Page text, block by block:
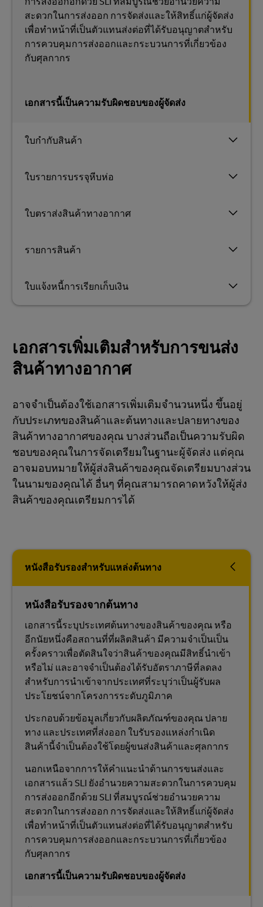
ใบกำกับสินค้า
ใบรายการบรรจุหีบห่อ
ใบตราส่งสินค้าทางอากาศ
รายการสินค้า
ใบแจ้งหนี้การเรียกเก็บเงิน
สะดวกในการส่งออก การจัดส่งและให้สิทธิ์แก่ผู้จัดส่ง
เพื่อทำหน้าที่เป็นตัวแทนส่งต่อที่ได้รับอนุญาตสำหรับ
การควบคุมการส่งออกและกระบวนการที่เกี่ยวข้อง
กับศุลกากร
เอกสารนี้เป็นความรับผิดชอบของผู้จัดส่ง
เอกสารเพิ่มเติมสำหรับการขนส่ง
สินค้าทางอากาศ
อาจจำเป็นต้องใช้เอกสารเพิ่มเติมจำนวนหนึ่ง ขึ้นอยู่
กับประเภทของสินค้าและต้นทางและปลายทางของ
สินค้าทางอากาศของคุณ บางส่วนถือเป็นความรับผิด
ชอบของคุณในการจัดเตรียมในฐานะผู้จัดส่ง แต่คุณ
อาจมอบหมายให้ผู้ส่งสินค้าของคุณจัดเตรียมบางส่วน
ในนามของคุณได้ อื่นๆ ที่คุณสามารถคาดหวังให้ผู้ส่ง
สินค้าของคุณเตรียมการได้
หนังสือรับรองสำหรับแหล่งต้นทาง
หนังสือรับรองจากต้นทาง
เอกสารนี้ระบุประเทศต้นทางของสินค้าของคุณ หรือ
อีกนัยหนึ่งคือสถานที่ที่ผลิตสินค้า มีความจำเป็นเป็น
ครั้งคราวเพื่อตัดสินใจว่าสินค้าของคุณมีสิทธิ์นำเข้า
หรือไม่ และอาจจำเป็นต้องได้รับอัตราภาษีที่ลดลง
สำหรับการนำเข้าจากประเทศที่ระบุว่าเป็นผู้รับผล
ประโยชน์จากโครงการระดับภูมิภาค
ประกอบด้วยข้อมูลเกี่ยวกับผลิตภัณฑ์ของคุณ ปลาย
ทาง และประเทศที่ส่งออก ใบรับรองแหล่งกำเนิด
สินค้านี้จำเป็นต้องใช้โดยผู้ขนส่งสินค้าและศุลกากร
นอกเหนือจากการให้คำแนะนำด้านการขนส่งและ
เอกสารแล้ว SLI ยังอำนวยความสะดวกในการควบคุม
การส่งออกอีกด้วย SLI ที่สมบูรณ์ช่วยอำนวยความ
สะดวกในการส่งออก การจัดส่งและให้สิทธิ์แก่ผู้จัดส่ง
เพื่อทำหน้าที่เป็นตัวแทนส่งต่อที่ได้รับอนุญาตสำหรับ
การควบคุมการส่งออกและกระบวนการที่เกี่ยวข้อง
กับศุลกากร
เอกสารนี้เป็นความรับผิดชอบของผู้จัดส่ง